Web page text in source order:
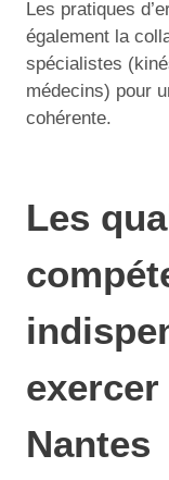
Les pratiques
également la
spécialistes
médecins) pour
cohérente.
Les
exercer
Nantes